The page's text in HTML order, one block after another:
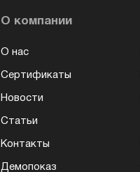
О компании
О нас
Сертификаты
Новости
Статьи
Контакты
Демопоказ